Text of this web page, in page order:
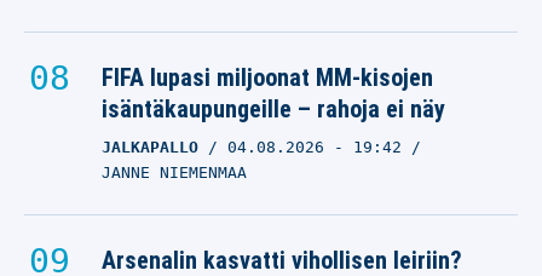
FIFA lupasi miljoonat MM-kisojen
isäntäkaupungeille – rahoja ei näy
JALKAPALLO 04.08.2026 - 19:42
JANNE NIEMENMAA
Arsenalin kasvatti vihollisen leiriin?